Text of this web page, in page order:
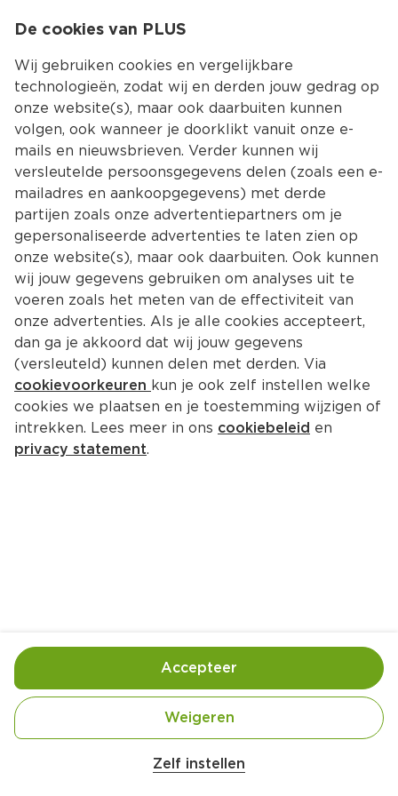
Kies jouw
Terug Producten
Celebrations Assortimentsmix
geschenk
Mars, M&M's, Twix, Malteser, Snickers,
Bounty, Trüfrü, Milky Way, Celebrations, Extra,
De cookies van PLUS
Wij gebruiken cookies en vergelijkbare
technologieën, zodat wij en derden jouw gedrag op
onze website(s), maar ook daarbuiten kunnen
volgen, ook wanneer je doorklikt vanuit onze e-
mails en nieuwsbrieven. Verder kunnen wij
versleutelde persoonsgegevens delen (zoals een e-
mailadres en aankoopgegevens) met derde
partijen zoals onze advertentiepartners om je
gepersonaliseerde advertenties te laten zien op
onze website(s), maar ook daarbuiten. Ook kunnen
wij jouw gegevens gebruiken om analyses uit te
voeren zoals het meten van de effectiviteit van
onze advertenties. Als je alle cookies accepteert,
dan ga je akkoord dat wij jouw gegevens
(versleuteld) kunnen delen met derden. Via
cookievoorkeuren kun je ook zelf instellen welke
cookies we plaatsen en je toestemming wijzigen of
intrekken. Lees meer in ons cookiebeleid en
privacy statement.
Zelf instellen
Weigeren
Accepteer